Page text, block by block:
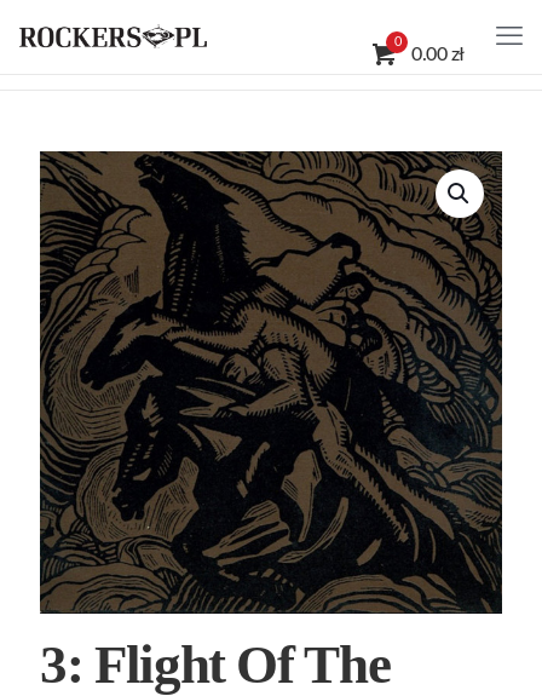
0
0.00 zł
3: Flight Of The